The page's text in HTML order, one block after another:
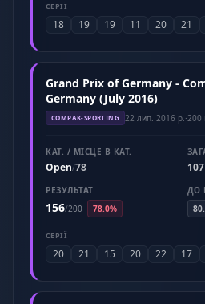
СЕРІЇ
18 19 19 11 20 21
Grand Prix of Germany -
Germany (July 2016)
COMPAK-SPORTING 22 лип. 2016 р. ·200
КАТ. / МІСЦЕ В КАТ.
Open/78 107
РЕЗУЛЬТАТ
156/200 78.0%
ДО
СЕРІЇ
20 21 15 20 22 17